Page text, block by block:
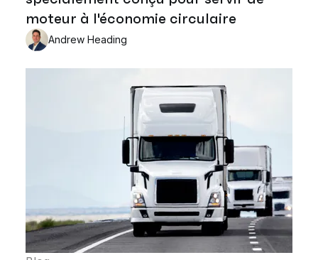
moteur à l'économie circulaire
Andrew Heading